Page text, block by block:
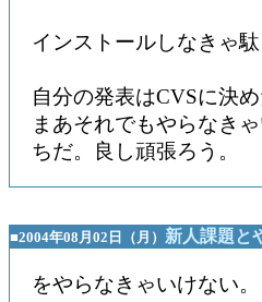
インストールしなきゃ駄
自分の発表はCVSに
まあそれでもやらなき
ちだ。良し頑張ろう。
■2004年08月02日（月） 新人課題と
をやらなきゃいけない。